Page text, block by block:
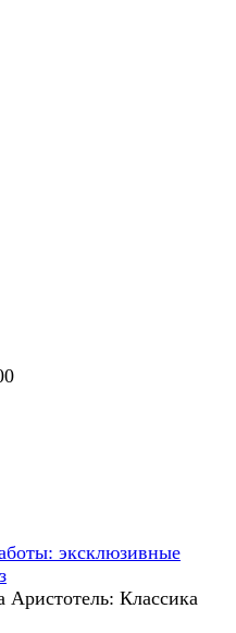
эксклюзивные
Аристотель: Классика